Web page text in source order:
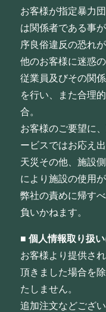
お客様が指定暴力
は関係者である事
序良俗違反の恐れが
他のお客様に迷惑
従業員及びその関
を行い、また合理
合。
お客様のご要望に
ービスではお応え
天災その他、施設
により施設の使用
弊社の責めに帰す
負いかねます。
■ 個人情報取り扱
お客様より提供さ
頂きました場合を
たしません。
追加注文などござ